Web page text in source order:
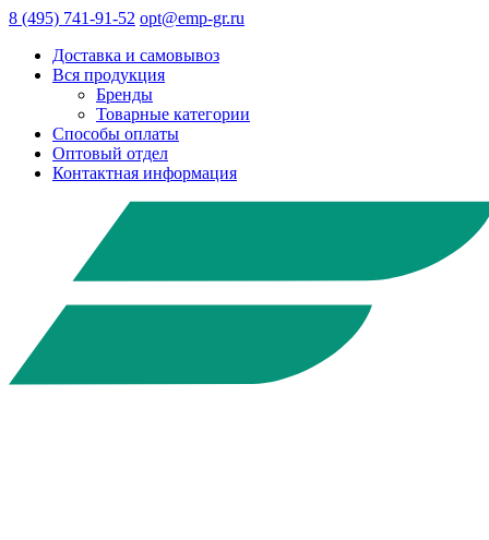
8 (495) 741-91-52 opt@emp-gr.ru
Доставка и самовывоз
Вся продукция
Бренды
Товарные категории
Способы оплаты
Оптовый отдел
Контактная информация